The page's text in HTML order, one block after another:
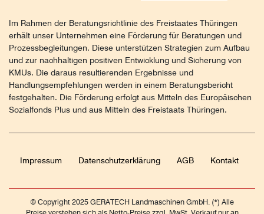
Im Rahmen der Beratungsrichtlinie des Freistaates Thüringen
erhält unser Unternehmen eine Förderung für Beratungen und
Prozessbegleitungen. Diese unterstützen Strategien zum Aufbau
und zur nachhaltigen positiven Entwicklung und Sicherung von
KMUs. Die daraus resultierenden Ergebnisse und
Handlungsempfehlungen werden in einem Beratungsbericht
festgehalten. Die Förderung erfolgt aus Mitteln des Europäischen
Sozialfonds Plus und aus Mitteln des Freistaats Thüringen.
Impressum Daten­schutz­erklärung AGB Kontakt
© Copyright 2025 GERATECH Landmaschinen GmbH. (*) Alle